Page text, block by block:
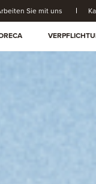
Sie mit uns